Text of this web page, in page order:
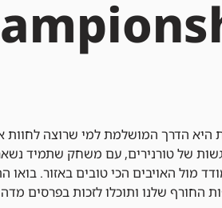
היא הדרך המושלמת למי שרוצה לחוות
של טורנירים, עם משחק שתמיד נשאר
מול האויבים הכי טובים באזור. בואו
החורף שלנו ותוכלו לזכות בפרסים